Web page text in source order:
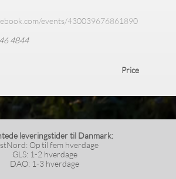
events/430039676861890
4844
Price
leveringstider til Danmark:
Op til fem hverdage
GLS: 1-2 hverdage
DAO: 1-3 hverdage